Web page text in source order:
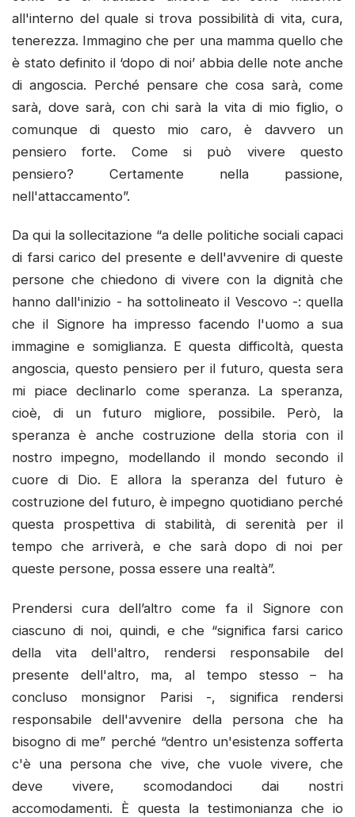
all'interno del quale si trova possibilità di vita, cura,
tenerezza. Immagino che per una mamma quello che
è stato definito il ‘dopo di noi’ abbia delle note anche
di angoscia. Perché pensare che cosa sarà, come
sarà, dove sarà, con chi sarà la vita di mio figlio, o
comunque di questo mio caro, è davvero un
pensiero forte. Come si può vivere questo
pensiero? Certamente nella passione,
nell'attaccamento”.
Da qui la sollecitazione “a delle politiche sociali capaci
di farsi carico del presente e dell'avvenire di queste
persone che chiedono di vivere con la dignità che
hanno dall'inizio - ha sottolineato il Vescovo -: quella
che il Signore ha impresso facendo l'uomo a sua
immagine e somiglianza. E questa difficoltà, questa
angoscia, questo pensiero per il futuro, questa sera
mi piace declinarlo come speranza. La speranza,
cioè, di un futuro migliore, possibile. Però, la
speranza è anche costruzione della storia con il
nostro impegno, modellando il mondo secondo il
cuore di Dio. E allora la speranza del futuro è
costruzione del futuro, è impegno quotidiano perché
questa prospettiva di stabilità, di serenità per il
tempo che arriverà, e che sarà dopo di noi per
queste persone, possa essere una realtà”.
Prendersi cura dell’altro come fa il Signore con
ciascuno di noi, quindi, e che “significa farsi carico
della vita dell'altro, rendersi responsabile del
presente dell'altro, ma, al tempo stesso – ha
concluso monsignor Parisi -, significa rendersi
responsabile dell'avvenire della persona che ha
bisogno di me” perché “dentro un'esistenza sofferta
c'è una persona che vive, che vuole vivere, che
deve vivere, scomodandoci dai nostri
accomodamenti. È questa la testimonianza che io